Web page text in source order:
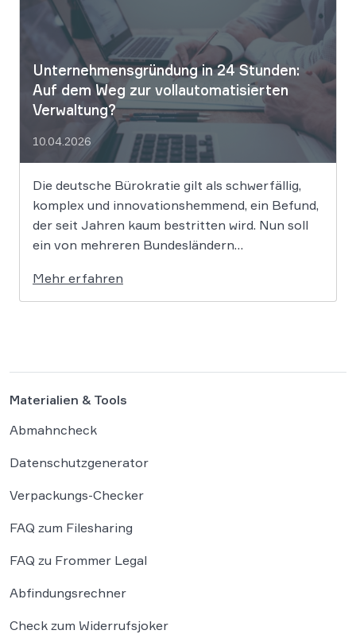
Vorurteile stellen Unternehmen vor massive
Haftungsrisiken nach dem Allgemeinen
Gleichbehandlungsgesetz. Die fortschreitende
Digitalisierung […]
Unternehmensgründung in 24 Stunden:
Auf dem Weg zur vollautomatisierten
Verwaltung?
10.04.2026
Die deutsche Bürokratie gilt als schwerfällig,
komplex und innovationshemmend, ein Befund,
der seit Jahren kaum bestritten wird. Nun soll
ein von mehreren Bundesländern
schaffen. Der Ansatz ist ambitioniert:
Unternehmensgründungen sollen künftig
Mehr erfahren
Materialien & Tools
Abmahncheck
Datenschutzgenerator
Verpackungs-Checker
FAQ zum Filesharing
FAQ zu Frommer Legal
Abfindungsrechner
Check zum Widerrufsjoker